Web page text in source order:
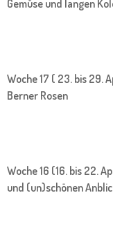
Gemüse und langen
Woche 17 ( 23. bis 29.
Berner Rosen
Woche 16 (16. bis 22.
und (un)schönen